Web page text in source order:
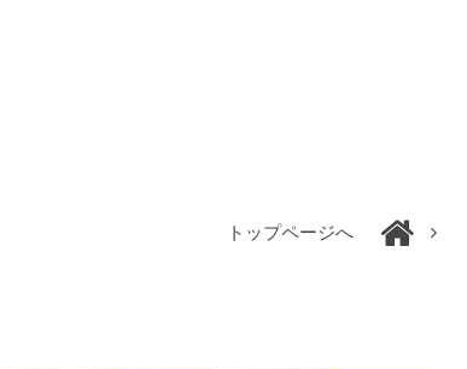
トップページへ